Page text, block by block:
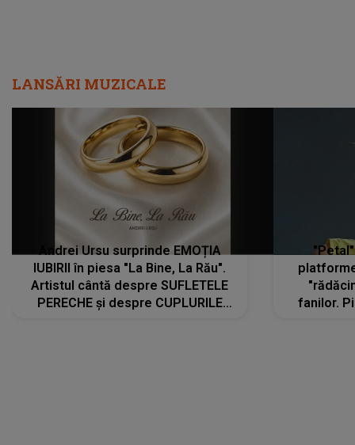
LANSĂRI MUZICALE
Andrei Ursu surprinde EMOȚIA
IUBIRII în piesa "La Bine, La Rău".
Artistul cântă despre SUFLETELE
PERECHE și despre CUPLURILE
fanilor.